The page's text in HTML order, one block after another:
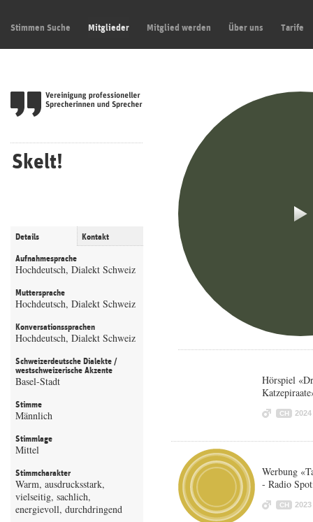
Stimmen Suche Mitglieder Mitglied werden Über uns Tarife
Skelt!
Details Kontakt
Aufnahmesprache
Hochdeutsch, Dialekt Schweiz
Muttersprache
Hochdeutsch, Dialekt Schweiz
Konversationssprachen
Hochdeutsch, Dialekt Schweiz
Schweizerdeutsche Dialekte /
westschweizerische Akzente
Basel-Stadt
Stimme
Männlich
Stimmlage
Mittel
Stimmcharakter
Warm, ausdrucksstark,
vielseitig, sachlich,
energievoll, durchdringend
Hörspiel
CH 2024
Werbung
- Radio
CH 2023